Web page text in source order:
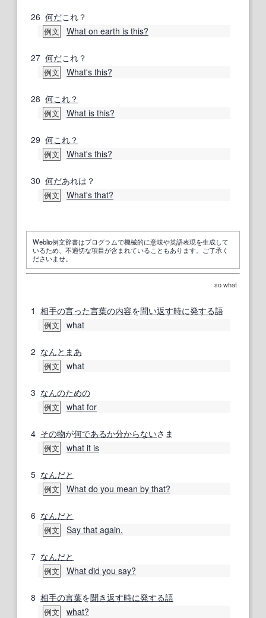
26 何だこれ？
例文 What on earth is this?
27 何だこれ？
例文 What's this?
28 何これ？
例文 What is this?
29 何これ？
例文 What's this?
30 何だあれは？
例文 What's that?
Weblio例文辞書はプログラムで機械的に意味や英語表現を生成して
いるため、不適切な項目が含まれていることもあります。ご了承く
ださいませ。
so what
1 相手の言った言葉の内容を問い返す時に発する語
例文 what
2 なんとまあ
例文 what
3 なんのための
例文 what for
4 その物が何であるか分からないさま
例文 what it is
5 なんだと
例文 What do you mean by that?
6 なんだと
例文 Say that again.
7 なんだと
例文 What did you say?
8 相手の言葉を聞き返す時に発する語
例文 what?